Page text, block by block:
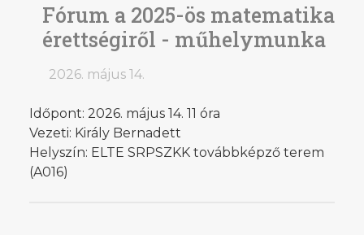
Fórum a 2025-ös matematika
érettségiről - műhelymunka
2026. május 14.
Időpont: 2026. május 14. 11 óra
Vezeti: Király Bernadett
Helyszín: ELTE SRPSZKK továbbképző terem
(A016)